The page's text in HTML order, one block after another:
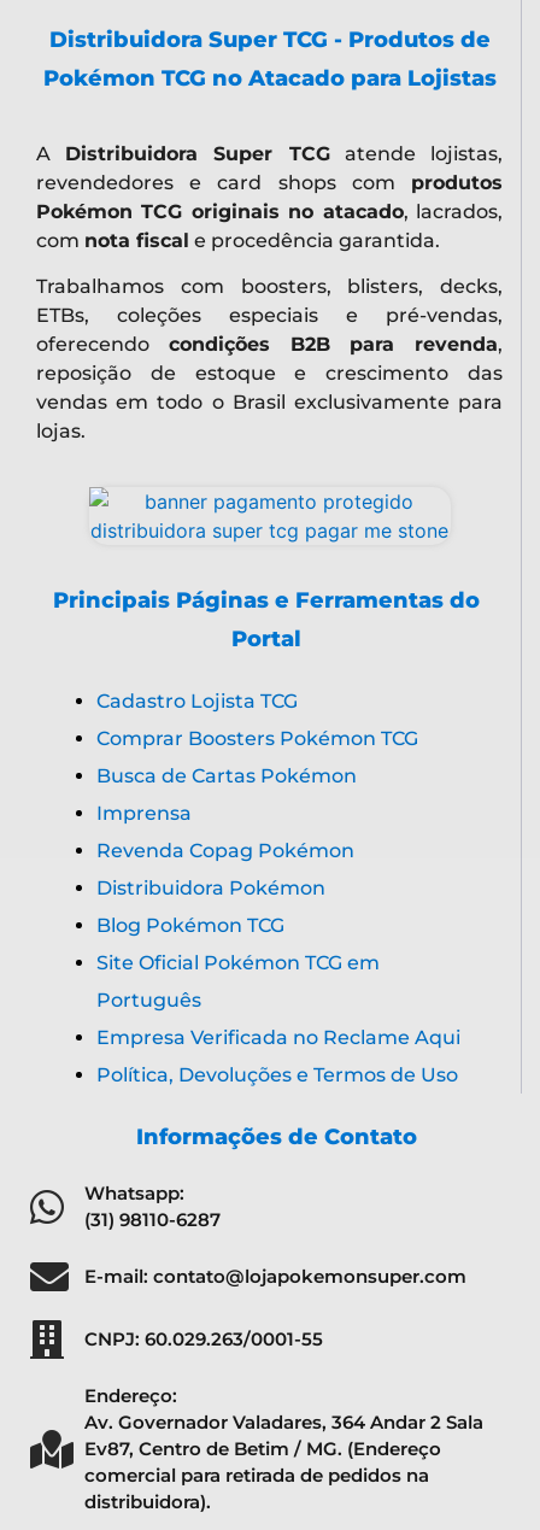
Distribuidora Super TCG - Produtos de
Pokémon TCG no Atacado para Lojistas
A Distribuidora Super TCGatende lojistas,
revendedores e card shops com produtos
Pokémon TCG originais no atacado, lacrados,
com nota fiscal e procedência garantida.
Trabalhamos com boosters, blisters, decks,
ETBs, coleções especiais e pré-vendas,
oferecendo condições B2B para revenda,
reposição de estoque e crescimento das
vendas em todo o Brasil exclusivamente para
lojas.
Principais Páginas e Ferramentas do
Portal
Cadastro Lojista TCG
Comprar Boosters Pokémon TCG
Busca de Cartas Pokémon
Imprensa
Revenda Copag Pokémon
Distribuidora Pokémon
Blog Pokémon TCG
Site Oficial Pokémon TCG em
Português
Empresa Verificada no Reclame Aqui
Política, Devoluções e Termos de Uso
Informações de Contato
Whatsapp:
(31) 98110-6287
E-mail: contato@lojapokemonsuper.com
CNPJ: 60.029.263/0001-55
Endereço:
Av. Governador Valadares, 364 Andar 2 Sala
Ev87, Centro de Betim / MG. (Endereço
comercial para retirada de pedidos na
distribuidora).